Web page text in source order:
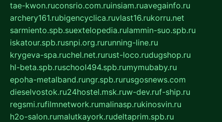
tae-kwon.ruconsrio.com.ruinsiam.ruavegainfo.ru
archery161.rubigencyclica.ruvlast16.rukorru.net
sarmiento.spb.suextelopedia.rulammin-suo.spb.ru
iskatour.spb.rusnpi.org.rurunning-line.ru
krygeva-spa.ruchel.net.rurust-loco.rudugshop.ru
hl-beta.spb.ruschool494.spb.rumymubaby.ru
epoha-metalband.rungr.spb.rurusgosnews.com
dieselvostok.ru24hostel.msk.ruw-dev.ruf-ship.ru
regsmi.rufilmnetwork.rumalinasp.rukinosvin.ru
h2o-salon.rumalutkayork.rudeltaprim.spb.ru